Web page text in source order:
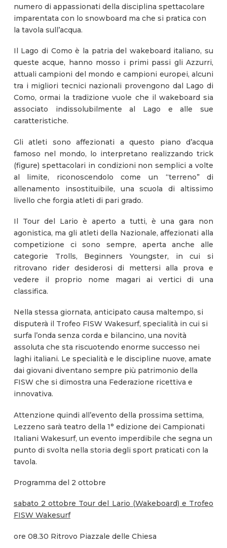
numero di appassionati della disciplina spettacolare
imparentata con lo snowboard ma che si pratica con
la tavola sull’acqua.
Il Lago di Como è la patria del wakeboard italiano, su
queste acque, hanno mosso i primi passi gli Azzurri,
attuali campioni del mondo e campioni europei, alcuni
tra i migliori tecnici nazionali provengono dal Lago di
Como, ormai la tradizione vuole che il wakeboard sia
associato indissolubilmente al Lago e alle sue
caratteristiche.
Gli atleti sono affezionati a questo piano d’acqua
famoso nel mondo, lo interpretano realizzando trick
(figure) spettacolari in condizioni non semplici a volte
al limite, riconoscendolo come un “terreno” di
allenamento insostituibile, una scuola di altissimo
livello che forgia atleti di pari grado.
Il Tour del Lario è aperto a tutti, è una gara non
agonistica, ma gli atleti della Nazionale, affezionati alla
competizione ci sono sempre, aperta anche alle
categorie Trolls, Beginners Youngster, in cui si
ritrovano rider desiderosi di mettersi alla prova e
vedere il proprio nome magari ai vertici di una
classifica.
Nella stessa giornata, anticipato causa maltempo, si
disputerà il Trofeo FISW Wakesurf, specialità in cui si
surfa l’onda senza corda e bilancino, una novità
assoluta che sta riscuotendo enorme successo nei
laghi italiani. Le specialità e le discipline nuove, amate
dai giovani diventano sempre più patrimonio della
FISW che si dimostra una Federazione ricettiva e
innovativa.
Attenzione quindi all’evento della prossima settima,
Lezzeno sarà teatro della 1° edizione dei Campionati
Italiani Wakesurf, un evento imperdibile che segna un
punto di svolta nella storia degli sport praticati con la
tavola.
Programma del 2 ottobre
sabato 2 ottobre Tour del Lario (Wakeboard) e Trofeo
FISW Wakesurf
ore 08.30 Ritrovo Piazzale delle Chiesa